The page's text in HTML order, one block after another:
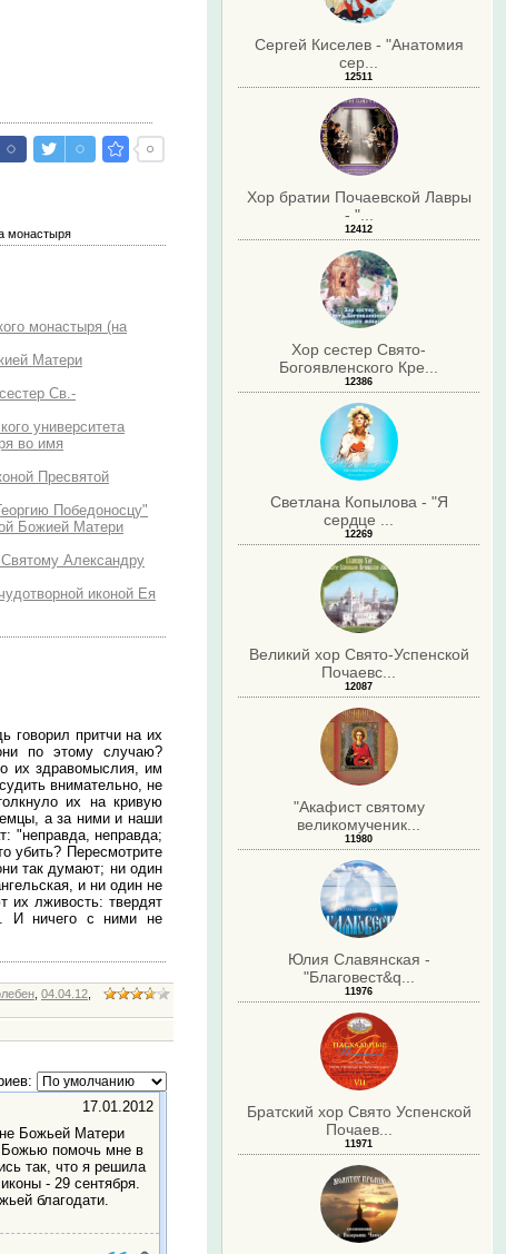
Сергей Киселев - "Анатомия
сер...
12511
Хор братии Почаевской Лавры
- "...
12412
Хор сестер Свято-
Богоявленского Кре...
12386
Светлана Копылова - "Я
сердце ...
12269
Великий хор Свято-Успенской
Почаевс...
12087
"Акафист святому
великомученик...
11980
Юлия Славянская -
"Благовест&q...
11976
Братский хор Свято Успенской
Почаев...
11971
монастыря
монастыря (на
Матери
Св.-
университета
во имя
Пресвятой
Победоносцу"
Божией Матери
Александру
иконой Ея
говорил притчи на их
по этому случаю?
их здравомыслия, им
внимательно, не
их на кривую
а за ними и наши
"неправда, неправда;
убить? Пересмотрите
так думают; ни один
и ни один не
их лживость: твердят
И ничего с ними не
, 04.04.12,
17.01.2012
Божьей Матери
Божью помочь мне в
так, что я решила
- 29 сентября.
благодати.